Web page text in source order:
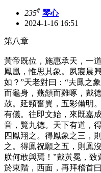
235# 琴心
2024-1-16 16:51
第八章
黃帝既位，施惠承天，一
鳳凰，惟思其象。夙寢晨
如？”天老對曰：“夫鳳之
而龜身，燕頷而雞啄，戴
鼓。延頸奮翼，五彩備明
有儀。往即文始，來既嘉
音，覽九德。天下有道，
四鳯翔之。得鳯象之三，
之。得鳯祝願之五，則鳯
朕何敢與焉！”戴黃冕，
於東階，西面，再拜稽首